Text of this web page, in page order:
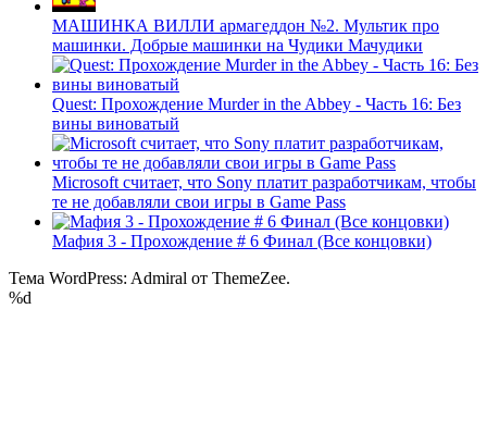
МАШИНКА ВИЛЛИ армагеддон №2. Мультик про
машинки. Добрые машинки на Чудики Мачудики
Quest: Прохождение Murder in the Abbey - Часть 16: Без
вины виноватый
Microsoft считает, что Sony платит разработчикам, чтобы
те не добавляли свои игры в Game Pass
Мафия 3 - Прохождение # 6 Финал (Все концовки)
Тема WordPress: Admiral от ThemeZee.
%d